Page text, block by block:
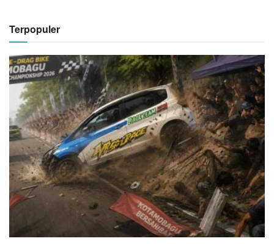
Terpopuler